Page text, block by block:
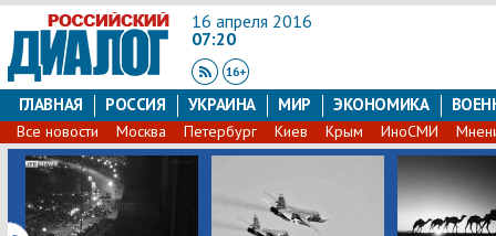
16 апреля 2016
07:20
ГЛАВНАЯ РОССИЯ УКРАИНА МИР ЭКОНОМИКА
Все новости Москва Петербург Киев Крым ИноСМИ